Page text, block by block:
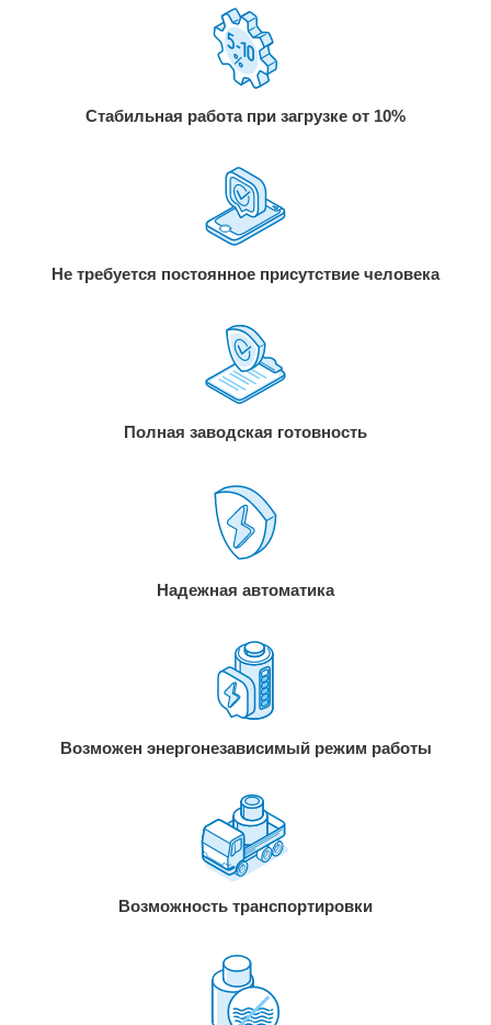
Стабильная работа при загрузке от 10%
Не требуется постоянное присутствие человека
Полная заводская готовность
Надежная автоматика
Возможен энергонезависимый режим работы
Возможность транспортировки